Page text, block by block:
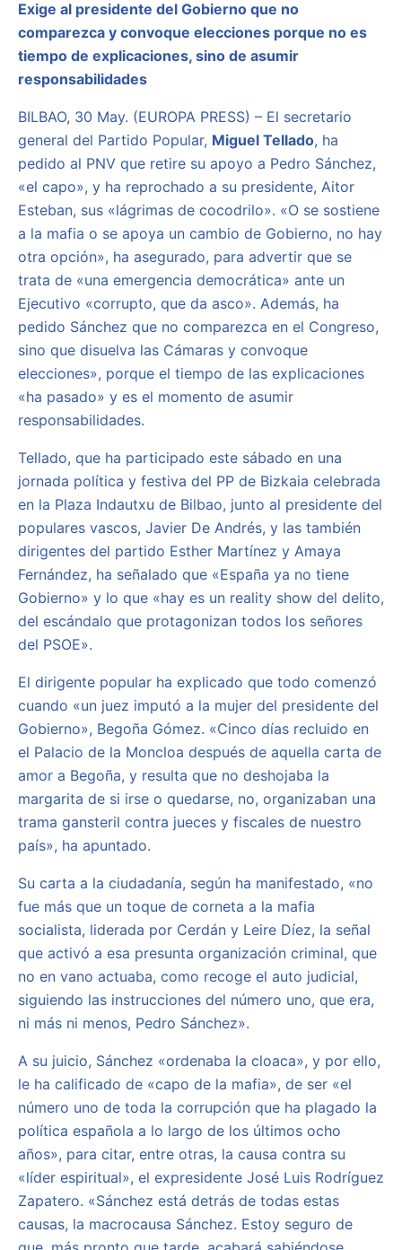
Exige al presidente del Gobierno que no
comparezca y convoque elecciones porque no es
tiempo de explicaciones, sino de asumir
responsabilidades
BILBAO, 30 May. (EUROPA PRESS) – El secretario
general del Partido Popular, Miguel Tellado, ha
pedido al PNV que retire su apoyo a Pedro Sánchez,
«el capo», y ha reprochado a su presidente, Aitor
Esteban, sus «lágrimas de cocodrilo». «O se sostiene
a la mafia o se apoya un cambio de Gobierno, no hay
otra opción», ha asegurado, para advertir que se
trata de «una emergencia democrática» ante un
Ejecutivo «corrupto, que da asco». Además, ha
pedido Sánchez que no comparezca en el Congreso,
sino que disuelva las Cámaras y convoque
elecciones», porque el tiempo de las explicaciones
«ha pasado» y es el momento de asumir
responsabilidades.
Tellado, que ha participado este sábado en una
jornada política y festiva del PP de Bizkaia celebrada
en la Plaza Indautxu de Bilbao, junto al presidente del
populares vascos, Javier De Andrés, y las también
dirigentes del partido Esther Martínez y Amaya
Fernández, ha señalado que «España ya no tiene
Gobierno» y lo que «hay es un reality show del delito,
del escándalo que protagonizan todos los señores
del PSOE».
El dirigente popular ha explicado que todo comenzó
cuando «un juez imputó a la mujer del presidente del
Gobierno», Begoña Gómez. «Cinco días recluido en
el Palacio de la Moncloa después de aquella carta de
amor a Begoña, y resulta que no deshojaba la
margarita de si irse o quedarse, no, organizaban una
trama gansteril contra jueces y fiscales de nuestro
país», ha apuntado.
Su carta a la ciudadanía, según ha manifestado, «no
fue más que un toque de corneta a la mafia
socialista, liderada por Cerdán y Leire Díez, la señal
que activó a esa presunta organización criminal, que
no en vano actuaba, como recoge el auto judicial,
siguiendo las instrucciones del número uno, que era,
ni más ni menos, Pedro Sánchez».
A su juicio, Sánchez «ordenaba la cloaca», y por ello,
le ha calificado de «capo de la mafia», de ser «el
número uno de toda la corrupción que ha plagado la
política española a lo largo de los últimos ocho
años», para citar, entre otras, la causa contra su
«líder espiritual», el expresidente José Luis Rodríguez
Zapatero. «Sánchez está detrás de todas estas
causas, la macrocausa Sánchez. Estoy seguro de